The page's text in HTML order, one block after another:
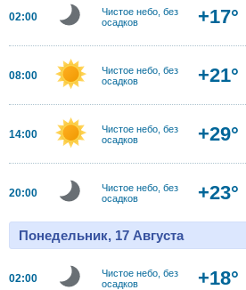
02:00
Чистое небо, без
осадков
+17°
08:00
Чистое небо, без
осадков
+21°
14:00
Чистое небо, без
осадков
+29°
20:00
Чистое небо, без
осадков
+23°
Понедельник, 17 Августа
02:00
Чистое небо, без
осадков
+18°